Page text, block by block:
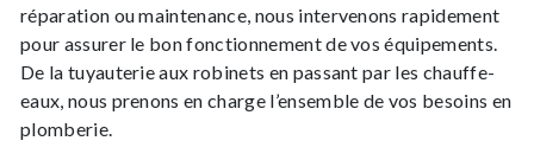
réparation ou maintenance, nous intervenons rapidement
pour assurer le bon fonctionnement de vos équipements.
De la tuyauterie aux robinets en passant par les chauffe-
eaux, nous prenons en charge l’ensemble de vos besoins en
plomberie.